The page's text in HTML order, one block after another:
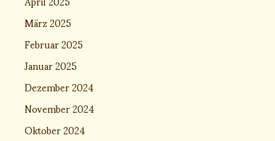
März 2025
Februar 2025
Januar 2025
Dezember 2024
November 2024
Oktober 2024